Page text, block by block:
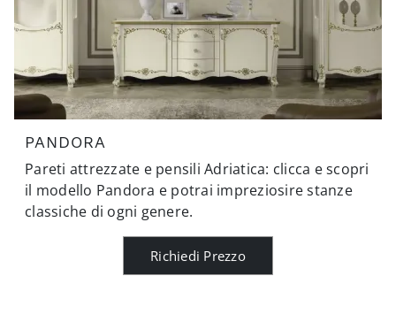
PANDORA
Pareti attrezzate e pensili Adriatica: clicca e scopri
il modello Pandora e potrai impreziosire stanze
classiche di ogni genere.
Richiedi Prezzo